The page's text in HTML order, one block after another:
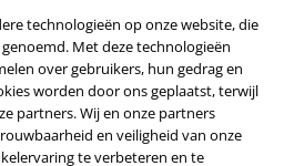
technologieën op onze website, die
genoemd. Met deze technologieën
over gebruikers, hun gedrag en
worden door ons geplaatst, terwijl
partners. Wij en onze partners
en veiligheid van onze
te verbeteren en te